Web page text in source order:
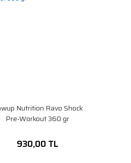
Nutrition Ravo Shock
Pre-Workout 360 gr
930,00 TL